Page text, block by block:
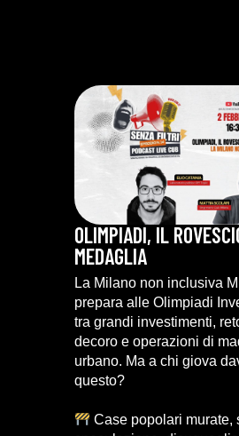
OLIMPIADI, IL
MEDAGLIA
La Milano non inclusiva
prepara alle Olimpiadi
tra grandi investimenti,
decoro e operazioni di
urbano. Ma a chi giova
questo?
Case popolari murate,